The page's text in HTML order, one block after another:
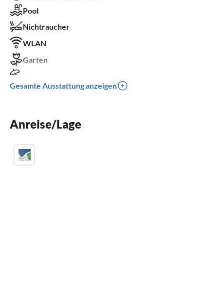
Pool
Nichtraucher
WLAN
Garten
Kinderbett
Gesamte Ausstattung anzeigen
Anreise/Lage